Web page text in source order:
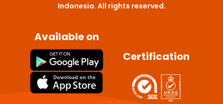
Indonesia. All rights reserved.
Available on
Certification